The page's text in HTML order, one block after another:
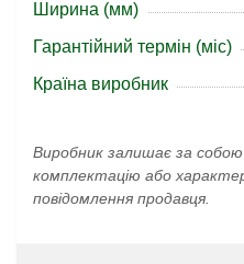
Ширина (мм)
Гарантійний термін (міс)
Країна виробник
Виробник залишає за
комплектацію або
повідомлення продавця.